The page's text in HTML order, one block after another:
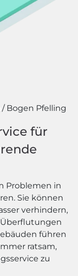
Bogen Pfelling
für
Problemen in
Sie können
verhindern,
führen
ratsam,
zu